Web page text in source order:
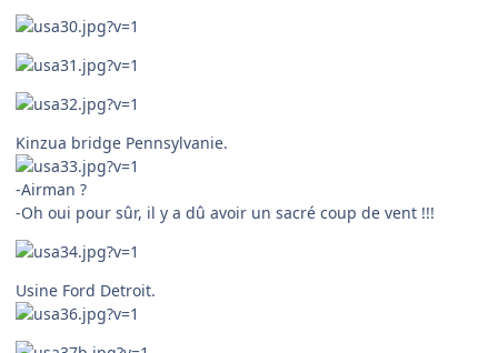
Kinzua bridge Pennsylvanie.
-Airman ?
-Oh oui pour sûr, il y a dû avoir un sacré coup de vent !!!
Usine Ford Detroit.